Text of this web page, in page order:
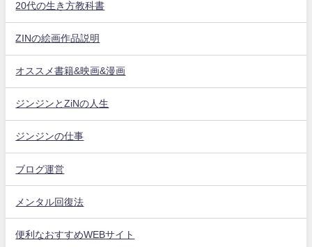
20代の生き方教科書
ZINの絵画作品説明
オススメ書籍&映画&漫画
ジンジンとZiNの人生
ジンジンの仕事
ブログ運営
メンタル回復法
便利なおすすめWEBサイト